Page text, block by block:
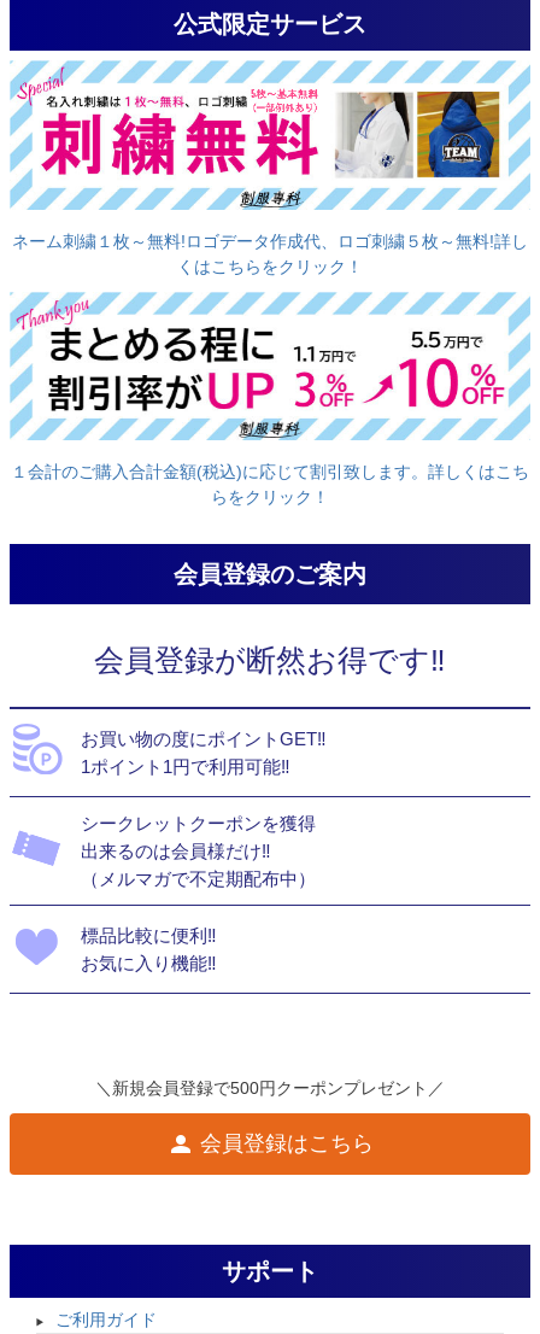
公式限定サービス
ネーム刺繍１枚～無料!ロゴデータ作成代、ロゴ刺繍５枚～無料!詳し
くはこちらをクリック！
１会計のご購入合計金額(税込)に応じて割引致します。詳しくはこち
らをクリック！
会員登録のご案内
会員登録が断然お得です‼
お買い物の度にポイントGET‼
1ポイント1円で利用可能‼
シークレットクーポンを獲得
出来るのは会員様だけ‼
（メルマガで不定期配布中）
標品比較に便利‼
お気に入り機能‼
＼新規会員登録で500円クーポンプレゼント／
会員登録はこちら
サポート
ご利用ガイド